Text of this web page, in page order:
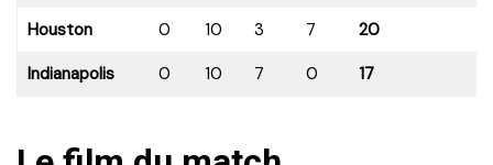
Houston
0 10 3 7
20
Indianapolis
0 10 7 0 17